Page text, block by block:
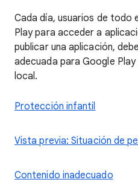
Cada día, usuarios de todo
Play para acceder a
publicar una aplicación,
adecuada para Google
local.
Protección infantil
Vista previa: Situación de
Contenido inadecuado